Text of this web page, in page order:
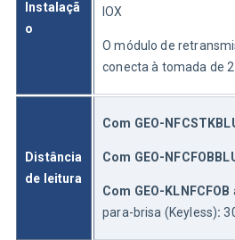
Instalaçã
o
IOX
O módulo de
conecta à tomada de
Distância
de leitura
Com GEO-
Com GEO-
Com GEO-KLNFCFOB
para-brisa (Keyless):